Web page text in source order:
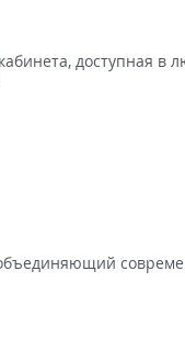
доступная в